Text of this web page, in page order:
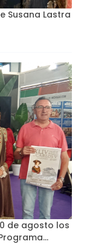
Susana Lastra
de agosto los